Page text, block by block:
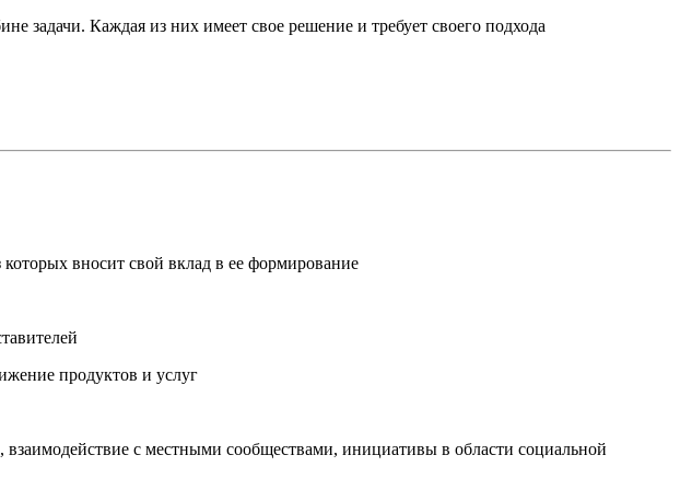
задачи. Каждая из них имеет свое решение и требует своего подхода
вносит свой вклад в ее формирование
продуктов и услуг
с местными сообществами, инициативы в области социальной